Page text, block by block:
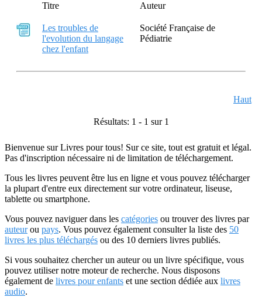
Titre Auteur
Les troubles de
l'evolution du langage
chez l'enfant
Société Française de
Pédiatrie
Haut
Résultats: 1 - 1 sur 1
Bienvenue sur Livres pour tous! Sur ce site, tout est gratuit et légal.
Pas d'inscription nécessaire ni de limitation de téléchargement.
Tous les livres peuvent être lus en ligne et vous pouvez télécharger
la plupart d'entre eux directement sur votre ordinateur, liseuse,
tablette ou smartphone.
Vous pouvez naviguer dans les catégories ou trouver des livres par
auteurou pays. Vous pouvez également consulter la liste des 50
livres les plus téléchargés ou des 10 derniers livres publiés.
Si vous souhaitez chercher un auteur ou un livre spécifique, vous
pouvez utiliser notre moteur de recherche. Nous disposons
également de livres pour enfants et une section dédiée aux livres
audio.